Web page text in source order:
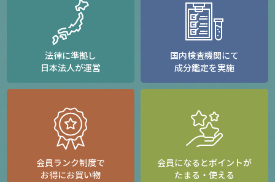
法律に準拠し
日本法人が運営
国内検査機関にて
成分鑑定を実施
会員ランク制度で
お得にお買い物
会員になるとポイントが
たまる・使える